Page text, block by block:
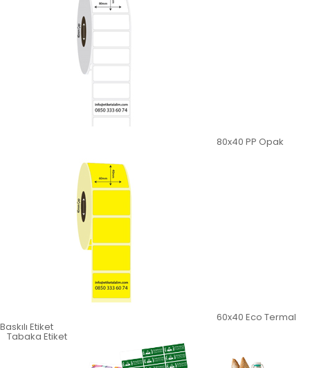
80x40 PP Opak
60x40 Eco Termal
Baskılı Etiket
Tabaka Etiket